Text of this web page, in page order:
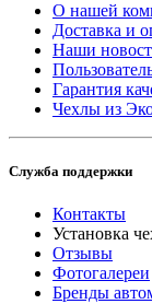
О нашей
Доставка и
Наши
Гарантия
Чехлы из
Служба поддержки
Контакты
Установка
Отзывы
Фотогалереи
Бренды